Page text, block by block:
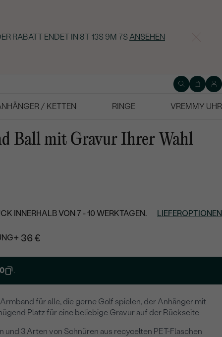
RABATT ENDET IN 8T 13S 9M 5SANSEHEN
/ KETTEN RINGE
VREMMY UHR
Ball mit Gravur Ihrer Wahl
INNERHALB VON 7 - 10 WERKTAGEN. LIEFEROPTIONEN
+ 36 €
.
für alle, die gerne Golf spielen, der Anhänger mit
Platz für eine beliebige Gravur auf der Rückseite
und 3 Arten von Schnüren aus recycelten PET-Flaschen